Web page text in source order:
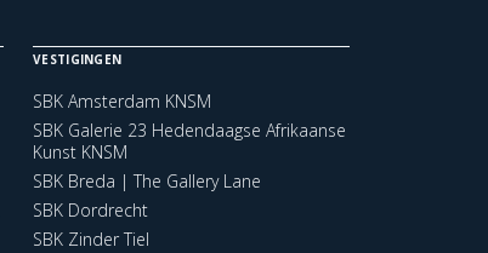
VESTIGINGEN
SBK Amsterdam KNSM
SBK Galerie 23 Hedendaagse Afrikaanse
Kunst KNSM
SBK Breda | The Gallery Lane
SBK Dordrecht
SBK Zinder Tiel